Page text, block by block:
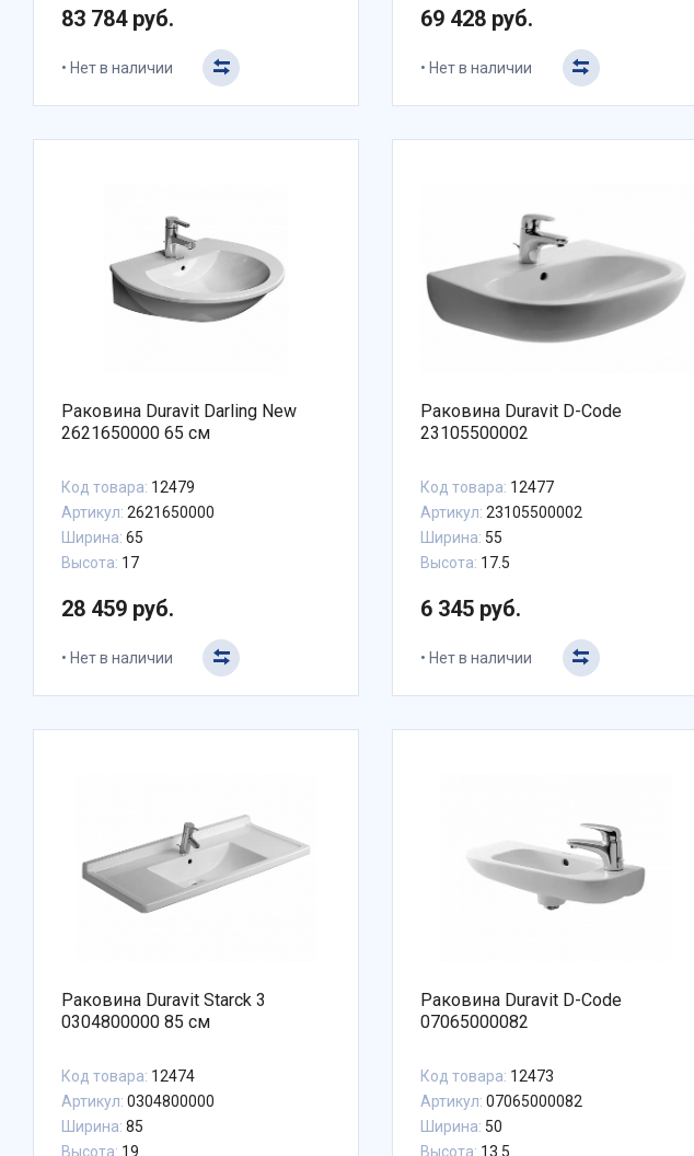
83 784 руб.
Нет в наличии
69 428 руб.
Нет в наличии
Раковина Duravit Darling New
2621650000 65 см
Код товара: 12479
Артикул: 2621650000
Ширина: 65
Высота: 17
28 459 руб.
Нет в наличии
Раковина Duravit D-Code
23105500002
Код товара: 12477
Артикул: 23105500002
Ширина: 55
Высота: 17.5
6 345 руб.
Нет в наличии
Раковина Duravit Starck 3
0304800000 85 см
Код товара: 12474
Артикул: 0304800000
Ширина: 85
Высота: 19
Раковина Duravit D-Code
07065000082
Код товара: 12473
Артикул: 07065000082
Ширина: 50
Высота: 13.5